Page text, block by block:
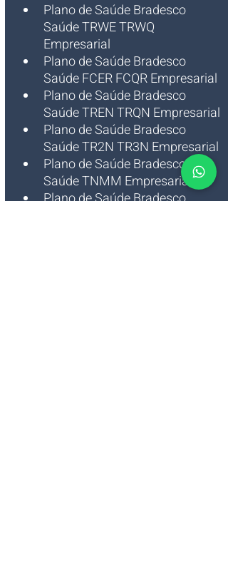
Plano de Saúde Bradesco
Saúde TRWE TRWQ
Empresarial
Plano de Saúde Bradesco
Saúde FCER FCQR Empresarial
Plano de Saúde Bradesco
Saúde TREN TRQN Empresarial
Plano de Saúde Bradesco
Saúde TR2N TR3N Empresarial
Plano de Saúde Bradesco
Saúde TNMM Empresarial
Plano de Saúde Bradesco